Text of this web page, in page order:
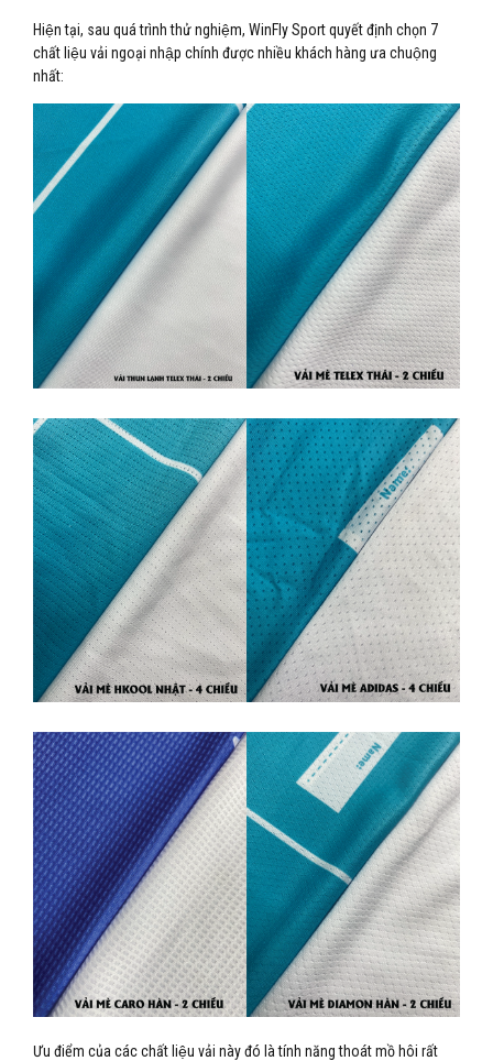
Hiện tại, sau quá trình thử nghiệm, WinFly Sport quyết định chọn 7
chất liệu vải ngoại nhập chính được nhiều khách hàng ưa chuộng
nhất:
Ưu điểm của các chất liệu vải này đó là tính năng thoát mồ hôi rất